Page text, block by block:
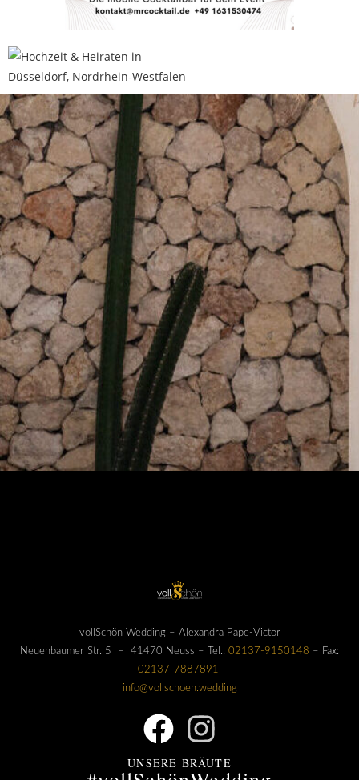
vollSchön Wedding – Alexandra Pape-Victor
Neuenbaumer Str. 5 – 41470 Neuss – Tel.: 02137-9150148 – Fax:
02137-7887891
info@vollschoen.wedding
UNSERE BRÄUTE